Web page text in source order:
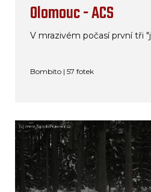
Olomouc - ACS
V mrazivém počasí první tři
Bombito | 57 fotek